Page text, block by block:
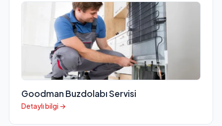
Goodman Buzdolabı Servisi
Detaylı bilgi →